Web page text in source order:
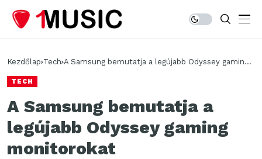
Kezdőlap Tech A Samsung bemutatja a legújabb Odyssey gaming
TECH
A Samsung bemutatja a
legújabb Odyssey gaming
monitorokat